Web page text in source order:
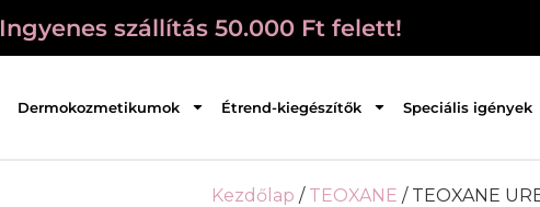
Ingyenes szállítás 50.000 Ft felett!
Dermokozmetikumok Étrend-kiegészítők Speciális igények
Kezdőlap / TEOXANE / TEOXANE